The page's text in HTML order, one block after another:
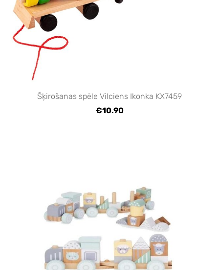
Šķirošanas spēle Vilciens Ikonka KX7459
€10.90